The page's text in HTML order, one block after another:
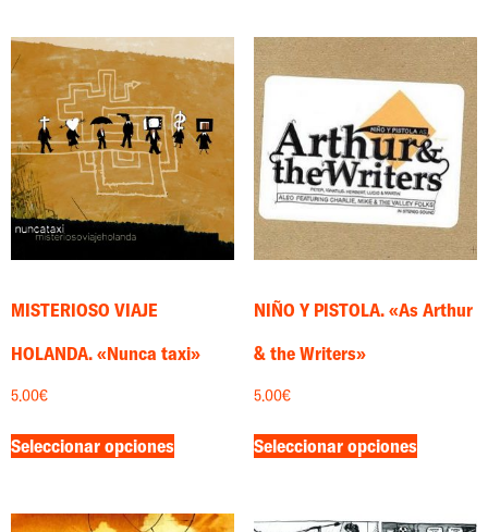
MISTERIOSO VIAJE
HOLANDA. «Nunca taxi»
5.00€
Seleccionar opciones
NIÑO Y PISTOLA. «As Arthur
& the Writers»
5.00€
Seleccionar opciones